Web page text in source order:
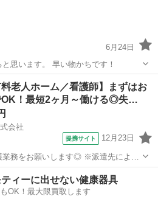
パッキングサイズ:(約)121×...
6月24日
割れありますが、使用はできると思います。 早い物かちです！
その他
料老人ホーム／看護師】まずはお
OK！最短2ヶ月～働ける◎失…
会社
提携サイト 12月23日
業務をお願いします◎ ※派遣先によっ
■入
レクリエーション ■介護記録作成 等
看護師
ティーに出せない健康器具
OK！最大限買取します